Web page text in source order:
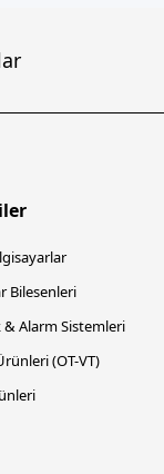
Bilesenleri
& Alarm Sistemleri
(OT-VT)